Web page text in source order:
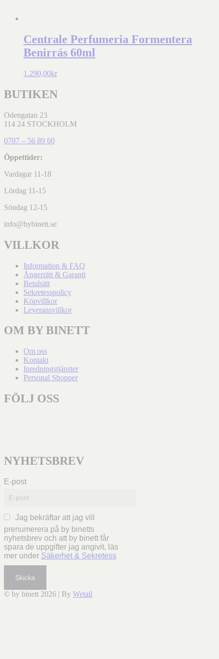
Centrale Perfumeria Formentera
Benirrás 60ml
1.290,00kr
BUTIKEN
Odengatan 23
114 24 STOCKHOLM
0707 – 56 89 60
Öppettider:
Vardagar 11-18
Lördag 11-15
Söndag 12-15
info@bybinett.se
VILLKOR
Information & FAQ
Ångerrätt & Garanti
Betalsätt
Sekretesspolicy
Köpvillkor
Leveransvillkor
OM BY BINETT
Om oss
Kontakt
Inredningstjänster
Personal Shopper
FÖLJ OSS
NYHETSBREV
E-post
Jag bekräftar att jag vill
prenumerera på by binetts
nyhetsbrev och att by binett får
spara de uppgifter jag angivit, läs
mer under Säkerhet & Sekretess
Skicka
© by binett 2026 | By Wetail